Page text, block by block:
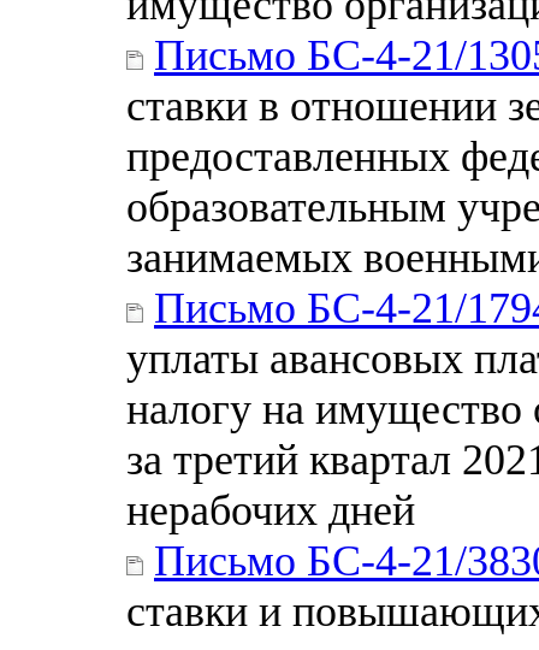
Письмо БС-4-21/
ставки в отношении
предоставленных
образовательным
занимаемых
Письмо БС-4-21/
уплаты авансовых
налогу на имущество
за третий квартал
нерабочих дней
Письмо БС-4-21/
ставки и